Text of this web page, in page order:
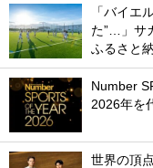
「バイエ
た”…」サ
ふるさと納
Number
2026年を
世界の頂